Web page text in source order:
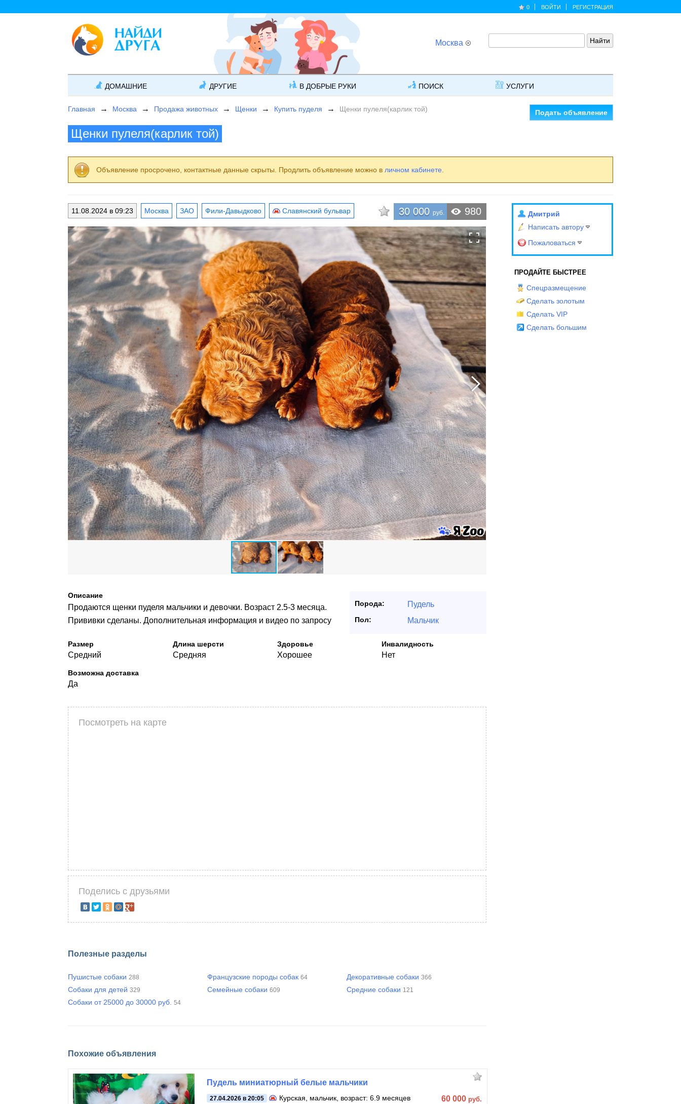
0 ВОЙТИ РЕГИСТРАЦИЯ
Москва
ДОМАШНИЕ ДРУГИЕ В ДОБРЫЕ РУКИ ПОИСК УСЛУГИ
Главная Москва Продажа животных Щенки Купить пуделя Щенки пулеля(карлик той) Подать объявление
Щенки пулеля(карлик той)
Объявление просрочено, контактные данные скрыты. Продлить объявление можно вличном кабинете.
Дмитрий
Написать автору
Пожаловаться
ПРОДАЙТЕ БЫСТРЕЕ
Спецразмещение
Сделать золотым
Сделать VIP
Сделать большим
980
30 000 руб.
11.08.2024 в 09:23 Москва ЗАО Фили-Давыдково Славянский бульвар
Порода: Пудель
Пол: Мальчик
Описание
Продаются щенки пуделя мальчики и девочки. Возраст 2.5-3 месяца.
Прививки сделаны. Дополнительная информация и видео по запросу
Размер
Средний
Длина шерсти
Средняя
Здоровье
Хорошее
Инвалидность
Нет
Возможна доставка
Да
Посмотреть на карте
Поделись с друзьями
Полезные разделы
Пушистые собаки 288 Французские породы собак64 Декоративные собаки366
Собаки для детей329 Семейные собаки609 Средние собаки 121
Собаки от 25000 до 30000 руб.54
Похожие объявления
Пудель миниатюрный белые мальчики
27.04.2026 в 20:05 Курская, мальчик, возраст: 6.9 месяцев
60 000 руб.